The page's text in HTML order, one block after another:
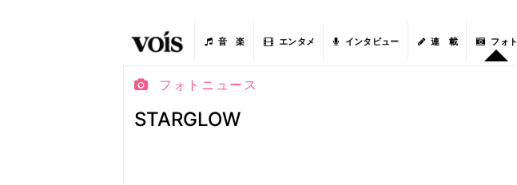
音 楽 エンタメ インタビュー 連 載 フォト
フォトニュース
STARGLOW